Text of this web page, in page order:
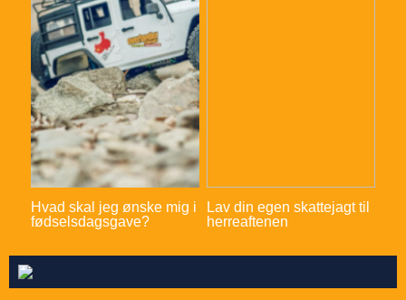
Hvad skal jeg ønske mig i
fødselsdagsgave?
Lav din egen skattejagt til
herreaftenen